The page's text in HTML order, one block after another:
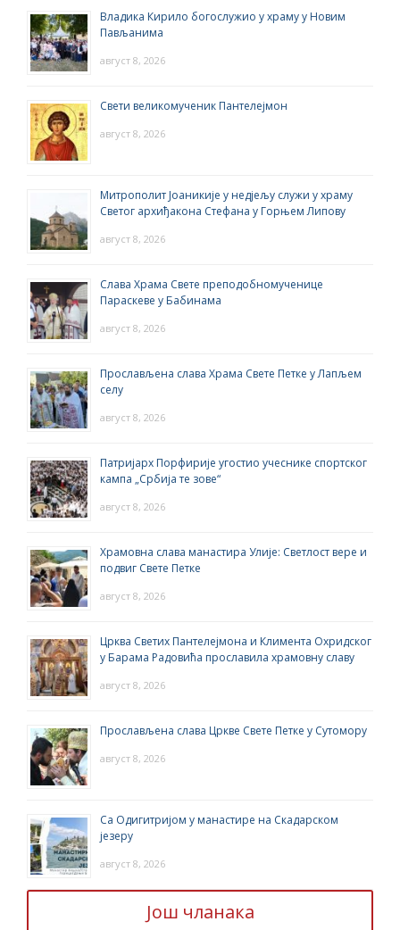
Владика Кирило богослужио у храму у Новим
Пављанима
август 8, 2026
Свети великомученик Пантелејмон
август 8, 2026
Митрополит Јоаникије у недјељу служи у храму
Светог архиђакона Стефана у Горњем Липову
август 8, 2026
Слава Храма Свете преподобномученице
Параскеве у Бабинама
август 8, 2026
Прослављена слава Храма Свете Петке у Лапљем
селу
август 8, 2026
Патријарх Порфирије угостио учеснике спортског
кампа „Србија те зове“
август 8, 2026
Храмовна слава манастира Улије: Светлост вере и
подвиг Свете Петке
август 8, 2026
Црква Светих Пантелејмона и Климента Охридског
у Барама Радовића прославила храмовну славу
август 8, 2026
Прослављена слава Цркве Свете Петке у Сутомору
август 8, 2026
Са Одигитријом у манастире на Скадарском
језеру
август 8, 2026
Још чланака